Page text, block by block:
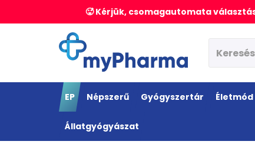
🥵 Kérjük, csomagautomata
EP Népszerű Gyógyszertár Életmód
Állatgyógyászat